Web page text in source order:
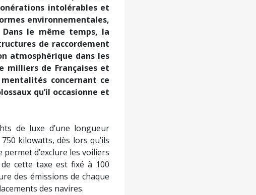
la période estivale. En
détruisent les herbiers de
sous-marine pourtant
avec une vraie
de réduction de 55 % des
changement climatique se
global évité permettra
prospérer, en polluant
finir avec le gigantisme
se livre les 0,002 % les
la sobriété touristique.